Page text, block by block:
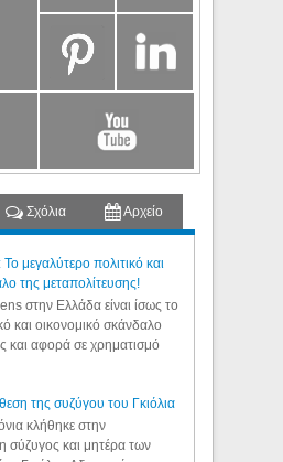
Σχόλια Αρχείο
μεγαλύτερο πολιτικό και
της μεταπολίτευσης!
στην Ελλάδα είναι ίσως το
και οικονομικό σκάνδαλο
και αφορά σε χρηματισμό
της συζύγου του Γκιόλια
κλήθηκε στην
σύζυγος και μητέρα των